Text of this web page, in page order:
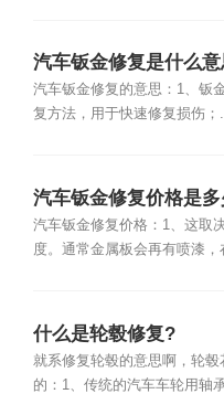
汽车钣金修复是什么
汽车钣金修复的意思：1、钣
复方法，用于快速修复损伤；
汽车钣金修复价格是
汽车钣金修复价格：1、这取
度。通常金属板会再有喷漆，
什么是轮毂修复?
就系修复轮毂的意思啊，轮毂
的：1、传统的汽车车轮用轴